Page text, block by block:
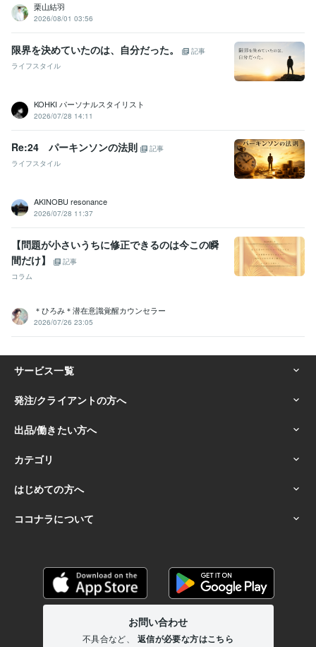
栗山結羽
2026/08/01 03:56
限界を決めていたのは、自分だった。
記事
ライフスタイル
KOHKI パーソナルスタイリスト
2026/07/28 14:11
Re:24 パーキンソンの法則
記事
ライフスタイル
AKINOBU resonance
2026/07/28 11:37
【問題が小さいうちに修正できるのは今この瞬
間だけ】
記事
コラム
＊ひろみ＊潜在意識覚醒カウンセラー
2026/07/26 23:05